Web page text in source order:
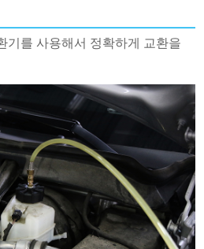
기를 사용해서 정확하게 교환을